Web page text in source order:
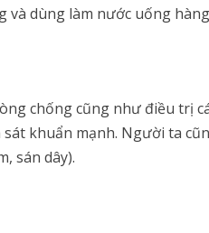
dùng làm nước uống
chống cũng như điều trị
khuẩn mạnh. Người ta
sán dây).